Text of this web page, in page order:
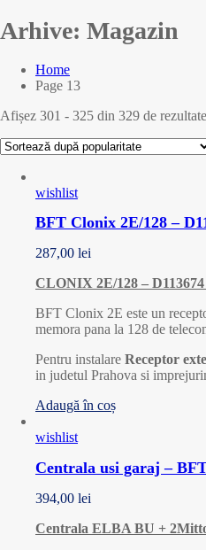
Arhive: Magazin
Home
Page 13
Afișez 301 - 325 din 329 de rezultate
wishlist
BFT Clonix 2E/128 –
287,00 lei
CLONIX 2E/128 – D113674
BFT Clonix 2E este un
memora pana la 128 de
Pentru instalare Receptor
in judetul Prahova si
Adaugă în coș
wishlist
Centrala usi garaj –
394,00 lei
Centrala ELBA BU +